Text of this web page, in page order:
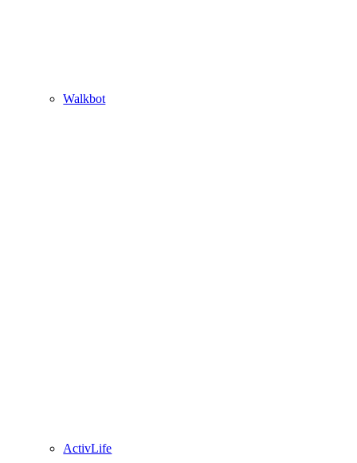
Walkbot
ActivLife